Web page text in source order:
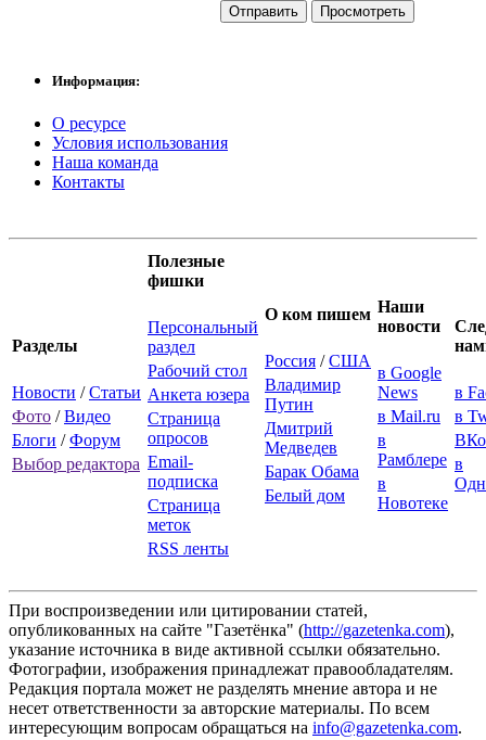
Информация:
О ресурсе
Условия использования
Наша команда
Контакты
Разделы
Новости /Статьи
Фото /Видео
Блоги /Форум
Выбор редактора
Полезные
фишки
Персональный
раздел
Рабочий стол
Анкета юзера
Страница
опросов
Email-
подписка
Страница
меток
RSS ленты
О ком пишем
Россия /США
Владимир
Путин
Дмитрий
Медведев
Барак Обама
Белый дом
Наши
новости
в Google
News
в Mail.ru
в
Рамблере
в
Новотеке
в
в
в
При воспроизведении или цитировании статей,
опубликованных на сайте "Газетёнка" (http://gazetenka.com),
указание источника в виде активной ссылки обязательно.
Фотографии, изображения принадлежат правообладателям.
Редакция портала может не разделять мнение автора и не
несет ответственности за авторские материалы. По всем
интересующим вопросам обращаться на info@gazetenka.com.